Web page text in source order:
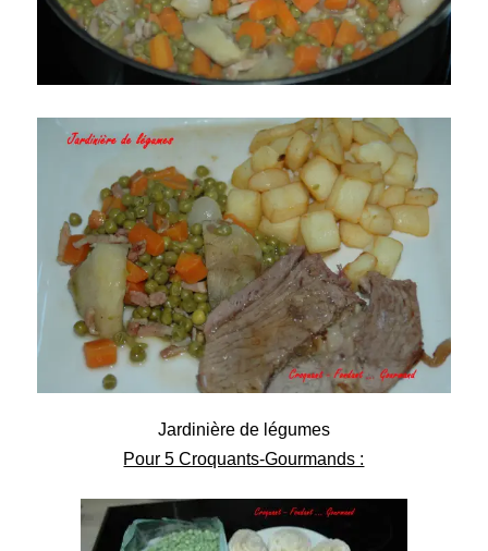
Jardinière de légumes
Pour 5 Croquants-Gourmands :